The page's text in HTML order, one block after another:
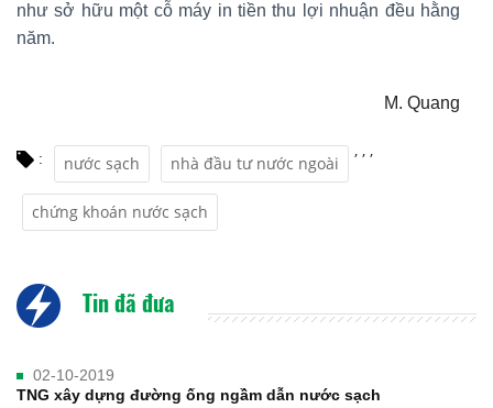
như sở hữu một cỗ máy in tiền thu lợi nhuận đều hằng
năm.
M. Quang
: nước sạch
,
nhà đầu tư nước ngoài
,
chứng khoán nước sạch
,
Tin đã đưa
02-10-2019
TNG xây dựng đường ống ngầm dẫn nước sạch